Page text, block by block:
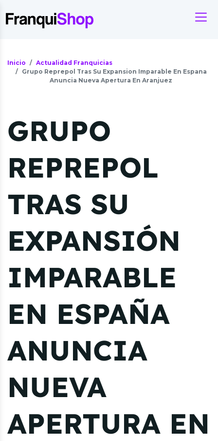
Inicio
Actualidad Franquicias
Grupo Reprepol Tras Su Expansion Imparable En Espana
Anuncia Nueva Apertura En Aranjuez
GRUPO
REPREPOL
TRAS SU
EXPANSIÓN
IMPARABLE
EN ESPAÑA
ANUNCIA
NUEVA
APERTURA EN